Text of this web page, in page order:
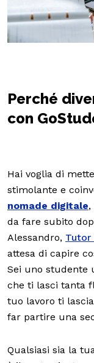
Perché
con
Hai voglia di
stimolante e
nomade digitale,
da fare subito
Alessandro, Tutor
attesa di capire
Sei uno studente
che ti lasci tanta
tuo lavoro ti
far partire una
Qualsiasi sia la